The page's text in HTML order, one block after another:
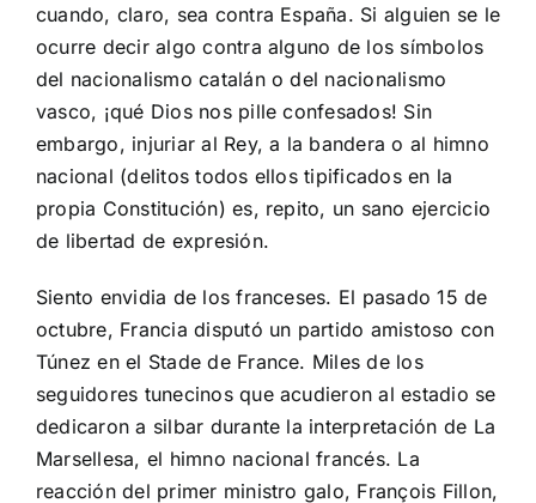
cuando, claro, sea contra España. Si alguien se le
ocurre decir algo contra alguno de los símbolos
del nacionalismo catalán o del nacionalismo
vasco, ¡qué Dios nos pille confesados! Sin
embargo, injuriar al Rey, a la bandera o al himno
nacional (delitos todos ellos tipificados en la
propia Constitución) es, repito, un sano ejercicio
de libertad de expresión.
Siento envidia de los franceses. El pasado 15 de
octubre, Francia disputó un partido amistoso con
Túnez en el Stade de France. Miles de los
seguidores tunecinos que acudieron al estadio se
dedicaron a silbar durante la interpretación de La
Marsellesa, el himno nacional francés. La
reacción del primer ministro galo, François Fillon,